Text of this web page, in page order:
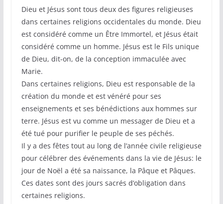
Dieu et Jésus sont tous deux des figures religieuses
dans certaines religions occidentales du monde. Dieu
est considéré comme un Être Immortel, et Jésus était
considéré comme un homme. Jésus est le Fils unique
de Dieu, dit-on, de la conception immaculée avec
Marie.
Dans certaines religions, Dieu est responsable de la
création du monde et est vénéré pour ses
enseignements et ses bénédictions aux hommes sur
terre. Jésus est vu comme un messager de Dieu et a
été tué pour purifier le peuple de ses péchés.
Il y a des fêtes tout au long de l’année civile religieuse
pour célébrer des événements dans la vie de Jésus: le
jour de Noël a été sa naissance, la Pâque et Pâques.
Ces dates sont des jours sacrés d’obligation dans
certaines religions.